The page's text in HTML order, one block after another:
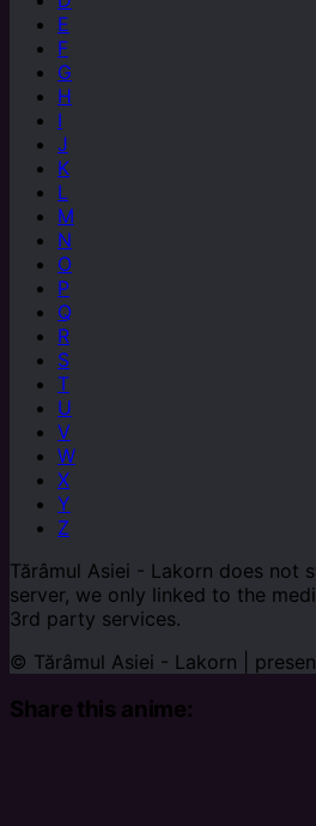
E
F
G
H
I
J
K
L
M
N
O
P
Q
R
S
T
U
V
W
X
Y
Z
Tărâmul Asiei - Lakorn does not
server, we only linked to the
3rd party services.
© Tărâmul Asiei - Lakorn |
Share this anime: